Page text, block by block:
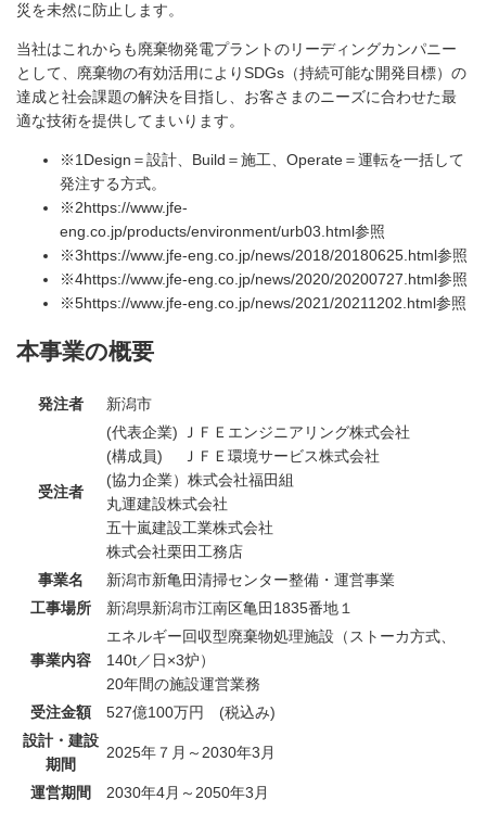
災を未然に防止します。
当社はこれからも廃棄物発電プラントのリーディングカンパニー
として、廃棄物の有効活用によりSDGs（持続可能な開発目標）の
達成と社会課題の解決を目指し、お客さまのニーズに合わせた最
適な技術を提供してまいります。
※1 Design＝設計、Build＝施工、Operate＝運転を一括して
発注する方式。
※2https://www.jfe-
eng.co.jp/products/environment/urb03.html参照
※3https://www.jfe-eng.co.jp/news/2018/20180625.html参照
※4https://www.jfe-eng.co.jp/news/2020/20200727.html参照
※5https://www.jfe-eng.co.jp/news/2021/20211202.html参照
本事業の概要
発注者 新潟市
受注者
(代表企業) ＪＦＥエンジニアリング株式会社
(構成員) ＪＦＥ環境サービス株式会社
(協力企業）株式会社福田組
丸運建設株式会社
五十嵐建設工業株式会社
株式会社栗田工務店
事業名
新潟市新亀田清掃センター整備・運営事業
工事場所
新潟県新潟市江南区亀田1835番地１
事業内容
エネルギー回収型廃棄物処理施設（ストーカ方式、
140t／日×3炉）
20年間の施設運営業務
受注金額
527億100万円 (税込み)
設計・建設
期間
2025年７月～2030年3月
運営期間 2030年4月～2050年3月